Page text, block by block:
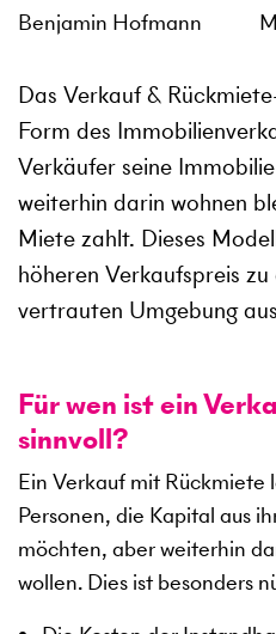
Benjamin Hofmann
Das Verkauf &
Form des
Verkäufer seine
weiterhin darin wohnen
Miete zahlt. Dieses
höheren Verkaufspreis
vertrauten Umgebung
Für wen ist ein
sinnvoll?
Ein Verkauf mit Rückmiete
Personen, die Kapital aus
möchten, aber weiterhin
wollen. Dies ist besonders